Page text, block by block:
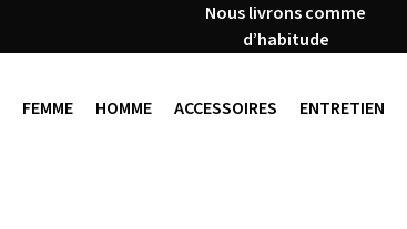
Nous livrons comme
d’habitude
FEMME HOMME ACCESSOIRES ENTRETIEN